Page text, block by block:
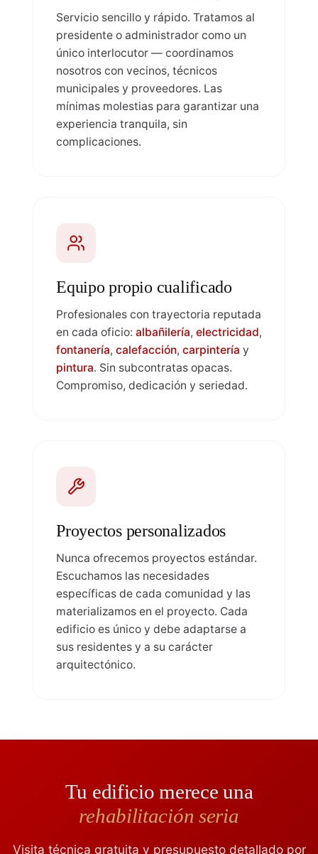
Servicio sencillo y rápido. Tratamos al
presidente o administrador como un
único interlocutor — coordinamos
nosotros con vecinos, técnicos
municipales y proveedores. Las
mínimas molestias para garantizar una
experiencia tranquila, sin
complicaciones.
Equipo propio cualificado
Profesionales con trayectoria reputada
en cada oficio: albañilería, electricidad,
fontanería, calefacción, carpintería y
pintura. Sin subcontratas opacas.
Compromiso, dedicación y seriedad.
Proyectos personalizados
Nunca ofrecemos proyectos estándar.
Escuchamos las necesidades
específicas de cada comunidad y las
materializamos en el proyecto. Cada
edificio es único y debe adaptarse a
sus residentes y a su carácter
arquitectónico.
Tu edificio merece una
rehabilitación seria
Visita técnica gratuita y presupuesto detallado por